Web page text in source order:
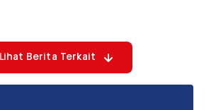
Lihat Berita Terkait